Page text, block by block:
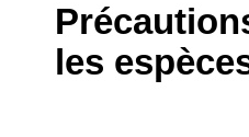
les